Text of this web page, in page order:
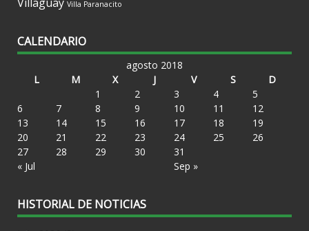
Villa Paranacito
CALENDARIO
agosto 2018
L
M X J V S D
« Jul Sep »
1 2 3 4
5
6
7 8 9 10 11
12
13
14 15 16 17 18
19
20
21 22 23 24 25
26
27
28 29 30 31
HISTORIAL DE NOTICIAS